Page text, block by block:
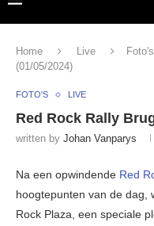
Home Live Foto's
(01/05/2024)
FOTO'S LIVE
Red Rock Rally
written by Johan Vanparys
Na een opwindende Red
hoogtepunten van de dag,
Rock Plaza, een speciale